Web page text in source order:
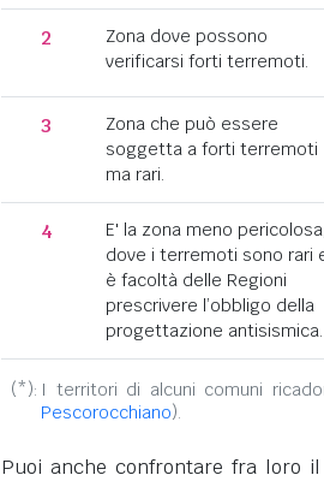
2
Zona dove possono
verificarsi forti terremoti.
3
Zona che può essere
soggetta a forti terremoti
ma rari.
4
E' la zona meno pericolosa,
dove i terremoti sono rari
è facoltà delle Regioni
prescrivere l’obbligo della
progettazione antisismica.
(*): I territori di alcuni comuni
Pescorocchiano).
Puoi anche confrontare fra loro il